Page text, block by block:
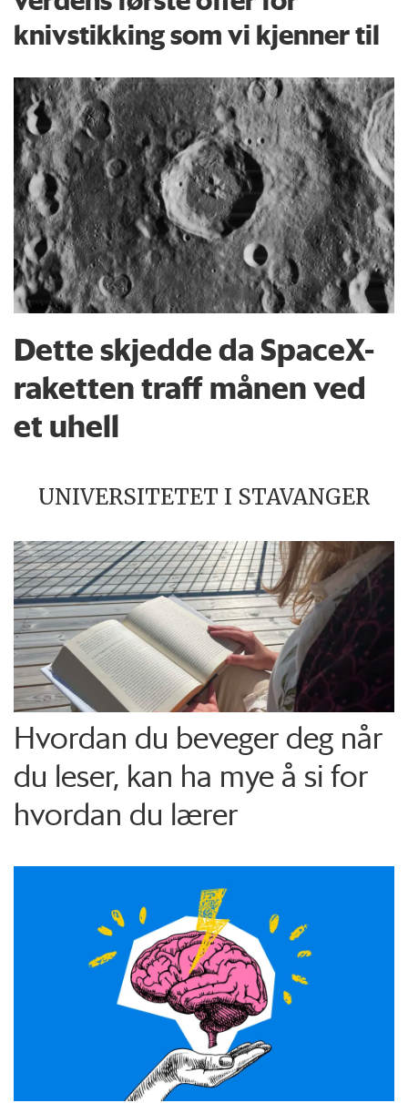
knivstikking som vi kjenner til
Dette skjedde da SpaceX-
raketten traff månen ved
et uhell
UNIVERSITETET I STAVANGER
Hvordan du beveger deg når
du leser, kan ha mye å si for
hvordan du lærer